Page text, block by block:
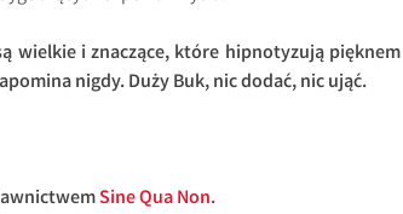
wielkie i znaczące, które hipnotyzują
nigdy. Duży Buk, nic dodać, nic ująć.
Sine Qua Non.